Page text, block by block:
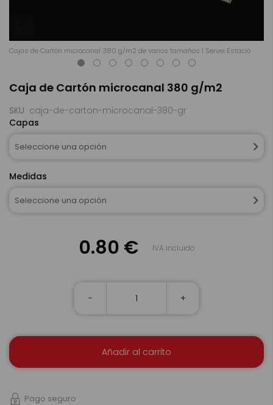
Caja de Cartón microcanal 380 g/m2
SKU caja-de-carton-microcanal-380-gr
Capas
Seleccione una opción
Medidas
Seleccione una opción
0.80 € IVA incluido
- +
Añadir al carrito
Pago seguro
Cajas de Cartón microcanal 380 g/m2 de varios tamaños | Servei Estació
al
de
la
galería
de